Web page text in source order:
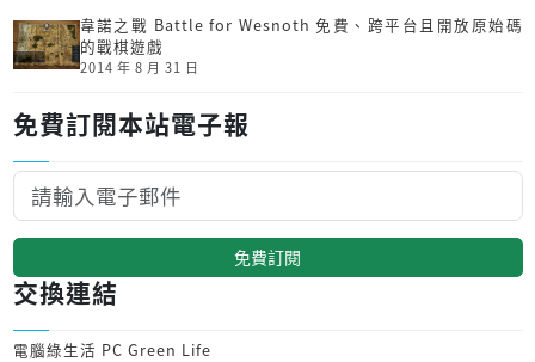
韋諾之戰 Battle for Wesnoth 免費、跨平台且開放原始碼
的戰棋遊戲
2014 年 8 月 31 日
免費訂閱本站電子報
免費訂閱
交換連結
電腦綠生活 PC Green Life